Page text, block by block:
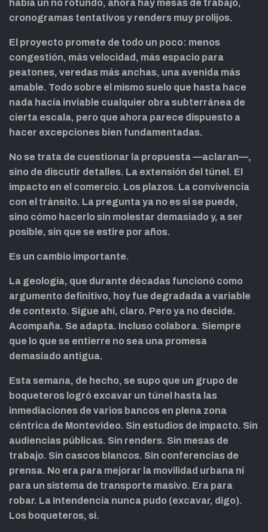
había un no rotundo, ahora hay mesas de trabajo,
cronogramas tentativos y renders muy prolijos.
El proyecto promete de todo un poco: menos
congestión, más velocidad, más espacio para
peatones, veredas más anchas, una avenida más
amable. Todo sobre el mismo suelo que hasta hace
nada hacía inviable cualquier obra subterránea de
cierta escala, pero que ahora parece dispuesto a
hacer excepciones bien fundamentadas.
No se trata de cuestionar la propuesta —aclaran—,
sino de discutir detalles. La extensión del túnel. El
impacto en el comercio. Los plazos. La convivencia
con el tránsito. La pregunta ya no es si se puede,
sino cómo hacerlo sin molestar demasiado y, a ser
posible, sin que se estire por años.
Es un cambio importante.
La geología, que durante décadas funcionó como
argumento definitivo, hoy fue degradada a variable
de contexto. Sigue ahí, claro. Pero ya no decide.
Acompaña. Se adapta. Incluso colabora. Siempre
que lo que se entierre no sea una promesa
demasiado antigua.
Esta semana, de hecho, se supo que un grupo de
boqueteros logró excavar un túnel hasta las
inmediaciones de varios bancos en plena zona
céntrica de Montevideo. Sin estudios de impacto. Sin
audiencias públicas. Sin renders. Sin mesas de
trabajo. Sin cascos blancos. Sin conferencias de
prensa. No era para mejorar la movilidad urbana ni
para un sistema de transporte masivo. Era para
robar. La Intendencia nunca pudo (excavar, digo).
Los boqueteros, sí.